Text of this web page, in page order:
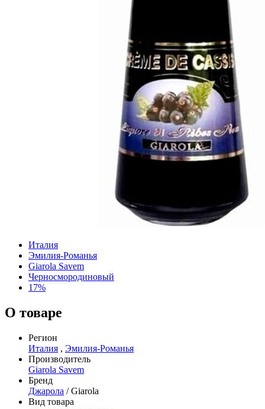
Италия
Эмилия-Романья
Giarola Savem
Черносмородиновый
17%
О товаре
Регион
Италия , Эмилия-Романья
Производитель
Giarola Savem
Бренд
Джарола / Giarola
Вид товара